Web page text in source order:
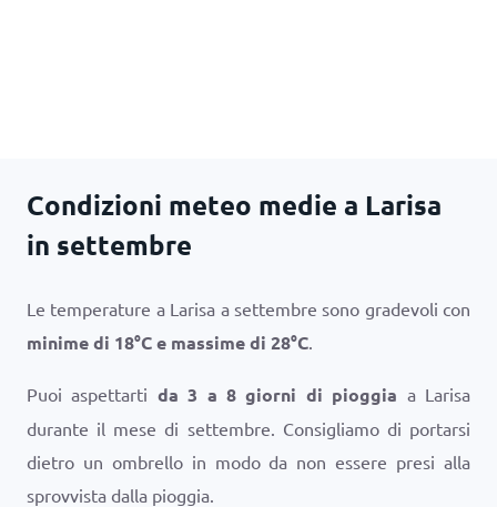
Condizioni meteo medie a Larisa
in settembre
Le temperature a Larisa a settembre sono gradevoli con
minime di 18°Ce massime di 28°C.
Puoi aspettarti da 3 a 8 giorni di pioggia a Larisa
durante il mese di settembre. Consigliamo di portarsi
dietro un ombrello in modo da non essere presi alla
sprovvista dalla pioggia.